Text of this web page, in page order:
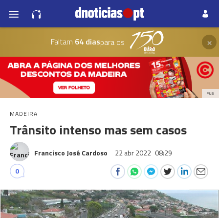
Faltam 64 diaspara os ×
PUB
MADEIRA
Trânsito intenso mas sem casos
Francisco José Cardoso 22 abr 2022 08:29
0